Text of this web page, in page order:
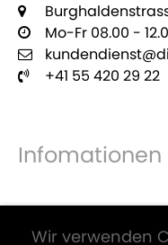
Mo-Fr 08.00 -
+41 55 420 29 22
Infomationen
Wir verwenden